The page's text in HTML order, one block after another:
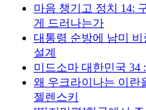
마음 챙기고 정치 14:
게 드러나는가
대통령 순방에 남미
설계
미드소마 대한민국 34
왜 우크라이나는 이란
젤렌스키